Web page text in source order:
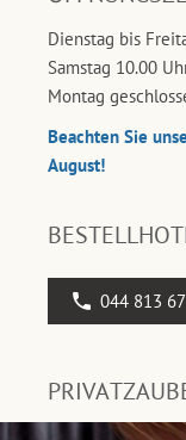
Dienstag bis
Samstag 10.00
Montag
Beachten Sie
August!
044 813